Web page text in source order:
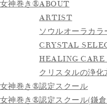
女神巻き®ABOUT
ARTIST
ソウルオーラカ
CRYSTAL
HEALING
クリスタルの浄化
女神巻き®認定スクール
女神巻き®認定スクール(鎌